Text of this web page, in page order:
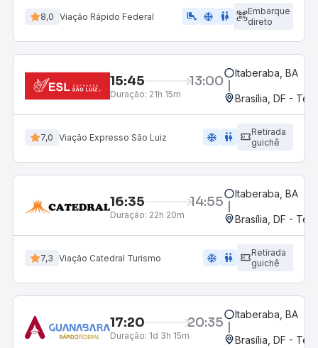
8,0 Viação Rápido Federal airline_seat_legroom_extra ac_unit WC
Embarque
direto
15:45 13:00
Duração: 21h 15m
Itaberaba, BA
Brasília, DF -
7,0 Viação Expresso São Luiz ac_unit wc
Retirada
guichê
16:35 14:55
Duração: 22h 20m
Itaberaba, BA
Brasília, DF -
7,3 Viação Catedral Turismo ac_unit wc
Retirada
guichê
17:20 20:35
Duração: 1d 3h 15m
Itaberaba, BA
Brasília, DF -